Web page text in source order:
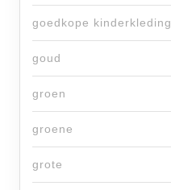
goedkope kinderkleding
goud
groen
groene
grote